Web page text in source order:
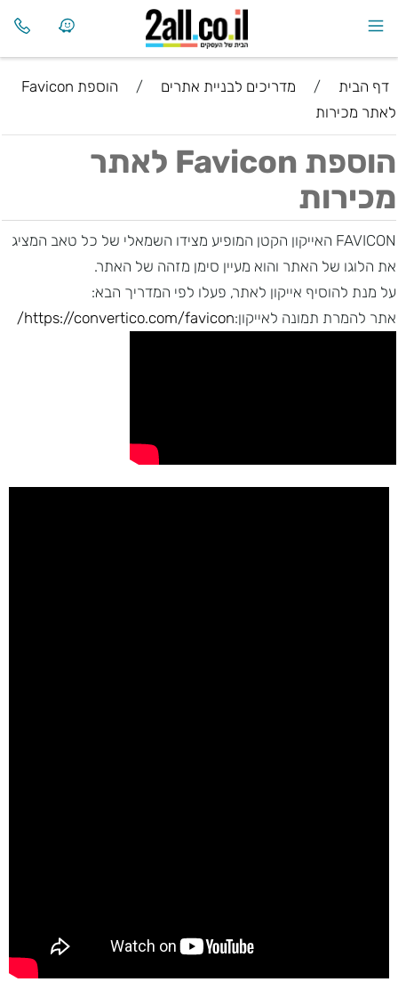
דף הבית / מדריכים לבניית אתרים /
הוספת Favicon
לאתר מכירות
הוספת Favicon לאתר
מכירות
FAVICON האייקון הקטן המופיע מצידו השמאלי של כל טאב המציג
את הלוגו של האתר והוא מעיין סימן מזהה של האתר.
על מנת להוסיף אייקון לאתר, פעלו לפי המדריך הבא:
אתר להמרת תמונה לאייקון:https://convertico.com/favicon/